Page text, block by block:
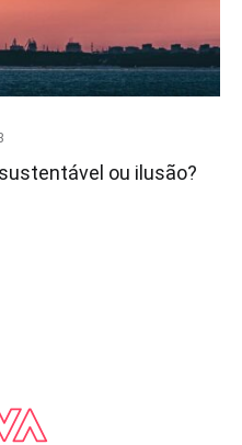
ou ilusão?